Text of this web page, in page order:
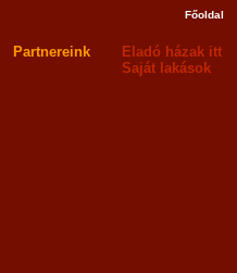
Főoldal
Partnereink Eladó házak itt
Saját lakások